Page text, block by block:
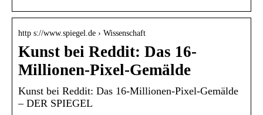
http s://www.spiegel.de › Wissenschaft
Kunst bei Reddit: Das 16-
Millionen-Pixel-Gemälde
Kunst bei Reddit: Das 16-Millionen-Pixel-Gemälde
– DER SPIEGEL